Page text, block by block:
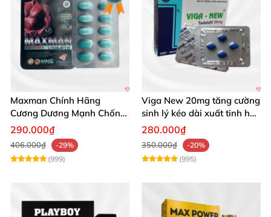
Maxman Chính Hãng
Cương Dương Mạnh Chống
Xuất Tinh Sớm Hộp 10
290.000₫
406.000₫
-29%
(999)
Viga New 20mg tăng cường
sinh lý kéo dài xuất tinh hộp
4 viên
280.000₫
350.000₫
-20%
(995)